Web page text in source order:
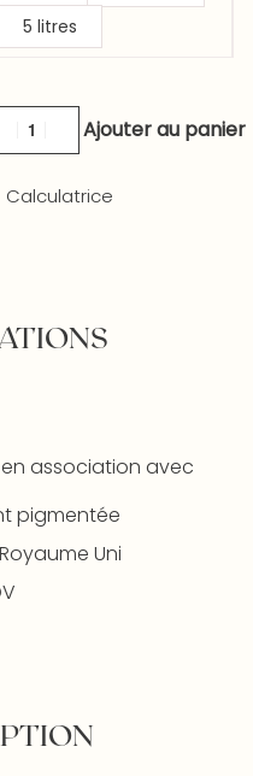
5 litres
Ajouter au panier
Calculatrice
association avec
pigmentée
Uni